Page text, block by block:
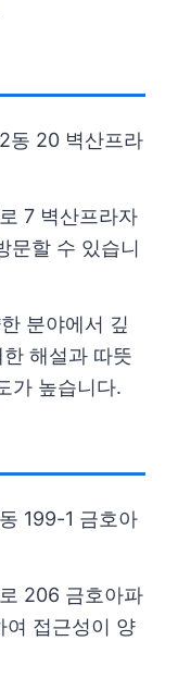
동 20 벽산프라
7 벽산프라자
문할 수 있습니
분야에서 깊
해설과 따뜻
가 높습니다.
199-1 금호아
206 금호아파
접근성이 양